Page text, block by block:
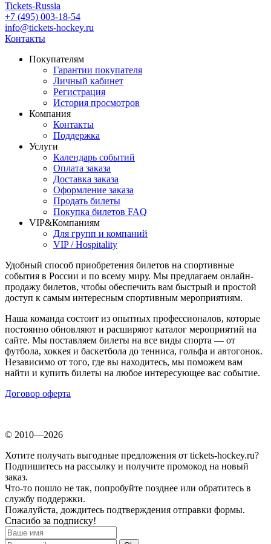
Tickets-Russia
+7 (495) 003-18-54
info@tickets-hockey.ru
Контакты
Покупателям
Гарантии покупателя
Личный кабинет
Регистрация
История просмотров
Компания
Контакты
Поддержка
Услуги
Календарь событий
Оплата заказа
Доставка заказа
Оформление заказа
Продать билеты
Покупка билетов FAQ
VIP&Компаниям
Для групп и компаний
VIP / Hospitality
Удобный способ приобретения билетов на спортивные
события в России и по всему миру. Мы предлагаем онлайн-
продажу билетов, чтобы обеспечить вам быстрый и простой
доступ к самым интересным спортивным мероприятиям.
Наша команда состоит из опытных профессионалов, которые
постоянно обновляют и расширяют каталог мероприятий на
сайте. Мы поставляем билеты на все виды спорта — от
футбола, хоккея и баскетбола до тенниса, гольфа и автогонок.
Независимо от того, где вы находитесь, мы поможем вам
найти и купить билеты на любое интересующее вас событие.
Договор оферта
© 2010—2026
Хотите получать выгодные предложения от tickets-hockey.ru?
Подпишитесь на рассылку и получите промокод на новый
заказ.
Что-то пошло не так, попробуйте позднее или обратитесь в
службу поддержки.
Пожалуйста, дождитесь подтверждения отправки формы.
Спасибо за подписку!